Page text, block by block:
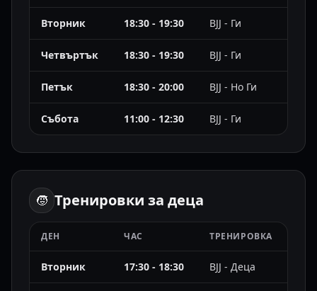
Вторник 18:30 - 19:30 BJJ - Ги
Четвъртък 18:30 - 19:30 BJJ - Ги
Петък 18:30 - 20:00 BJJ - Но Ги
Събота 11:00 - 12:30 BJJ - Ги
🧒 Тренировки за деца
ДЕН ЧАС ТРЕНИРОВКА
Вторник 17:30 - 18:30 BJJ - Деца